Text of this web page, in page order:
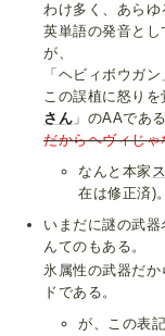
わけ多く、あらゆ
英単語の発音と
が、
「ヘビィボウガ
この誤植に怒り
さん 」のAAである
だからヘヴィじ
なんと本家
在は修正済)。
いまだに謎の武
んてのもある。
氷属性の武器だか
ドである。
が、この表